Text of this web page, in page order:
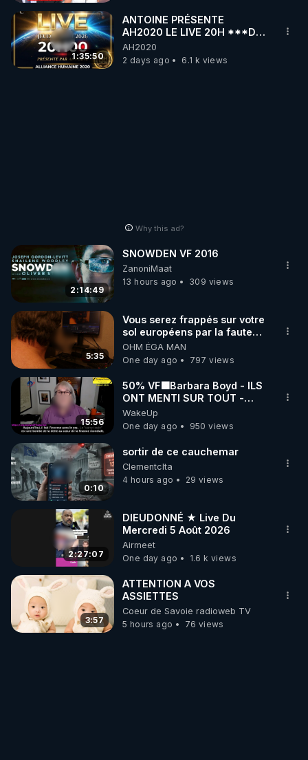
1:35:50
ANTOINE PRÉSENTE
AH2020 LE LIVE 20H ***DU
06/08/2026***
AH2020
2 days ago
6.1 k views
Why this ad?
2:14:49
SNOWDEN VF 2016
ZanoniMaat
13 hours ago
309 views
5:35
Vous serez frappés sur votre
sol européens par la faute
des dirigeants qui s'en
mettent dans le nez
OHM ÉGA MAN
One day ago
797 views
15:56
50% VF🟩Barbara Boyd - ILS
ONT MENTI SUR TOUT -
Jocelyne Traduction
WakeUp
One day ago
950 views
0:10
sortir de ce cauchemar
Clementclta
4 hours ago
29 views
2:27:07
DIEUDONNÉ ★ Live Du
Mercredi 5 Août 2026
Airmeet
One day ago
1.6 k views
3:57
ATTENTION A VOS
ASSIETTES
Coeur de Savoie radioweb TV
5 hours ago
76 views